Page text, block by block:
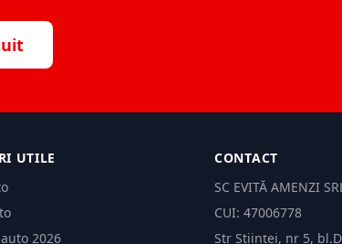
UTILE
2026
CONTACT
SC EVITĂ AMENZI
CUI: 47006778
Str Științei, nr 5,